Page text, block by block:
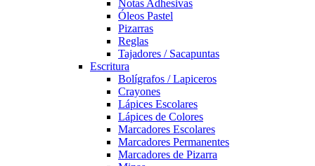
Notas Adhesivas
Óleos Pastel
Pizarras
Reglas
Tajadores / Sacapuntas
Escritura
Bolígrafos / Lapiceros
Crayones
Lápices Escolares
Lápices de Colores
Marcadores Escolares
Marcadores Permanentes
Marcadores de Pizarra